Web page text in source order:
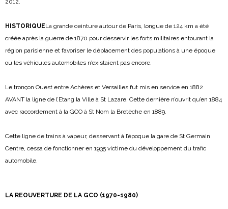
HISTORIQUELa grande ceinture autour de Paris, longue de 124 km a été
créée après la guerre de 1870 pour desservir les forts militaires entourant la
région parisienne et favoriser le déplacement des populations à une époque
où les véhicules automobiles n’existaient pas encore.
Le tronçon Ouest entre Achères et Versailles fut mis en service en 1882
AVANT la ligne de l’Etang la Ville à St Lazare. Cette dernière n’ouvrit qu’en 1884
avec raccordement à la GCO à St Nom la Bretèche en 1889.
Cette ligne de trains à vapeur, desservant à l’époque la gare de St Germain
Centre, cessa de fonctionner en 1935 victime du développement du trafic
automobile.
LA REOUVERTURE DE LA GCO (1970-1980)